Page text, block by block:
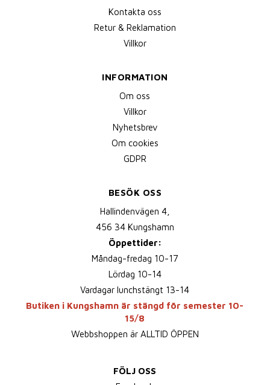
Kontakta oss
Retur & Reklamation
Villkor
INFORMATION
Om oss
Villkor
Nyhetsbrev
Om cookies
GDPR
BESÖK OSS
Hallindenvägen 4,
456 34 Kungshamn
Öppettider:
Måndag-fredag 10-17
Lördag 10-14
Vardagar lunchstängt 13-14
Butiken i Kungshamn är stängd för semester 10-
15/8
Webbshoppen är ALLTID ÖPPEN
FÖLJ OSS